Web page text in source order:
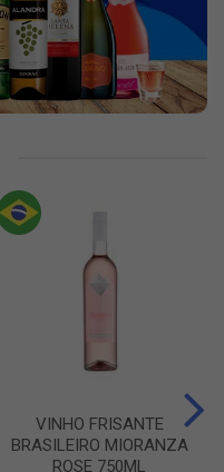
VINHO FRISANTE
BRASILEIRO MIORANZA
ROSE 750ML